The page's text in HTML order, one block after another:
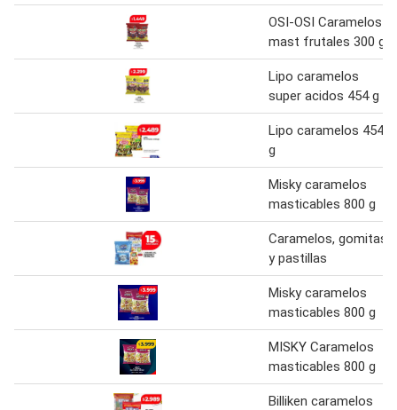
OSI-OSI Caramelos
mast frutales 300 g
Lipo caramelos
super acidos 454 g
Lipo caramelos 454
g
Misky caramelos
masticables 800 g
Caramelos, gomitas
y pastillas
Misky caramelos
masticables 800 g
MISKY Caramelos
masticables 800 g
Billiken caramelos